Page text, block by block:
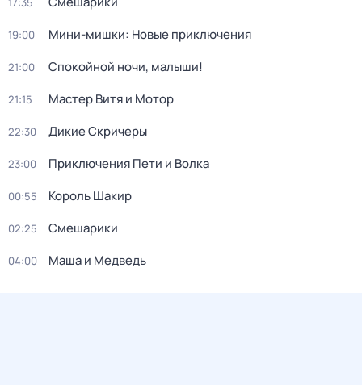
19:00 Мини-мишки: Новые приключения
21:00 Спокойной ночи, малыши!
21:15 Мастер Витя и Мотор
22:30 Дикие Скричеры
23:00 Приключения Пети и Волка
00:55 Король Шакир
02:25 Смешарики
04:00 Маша и Медведь